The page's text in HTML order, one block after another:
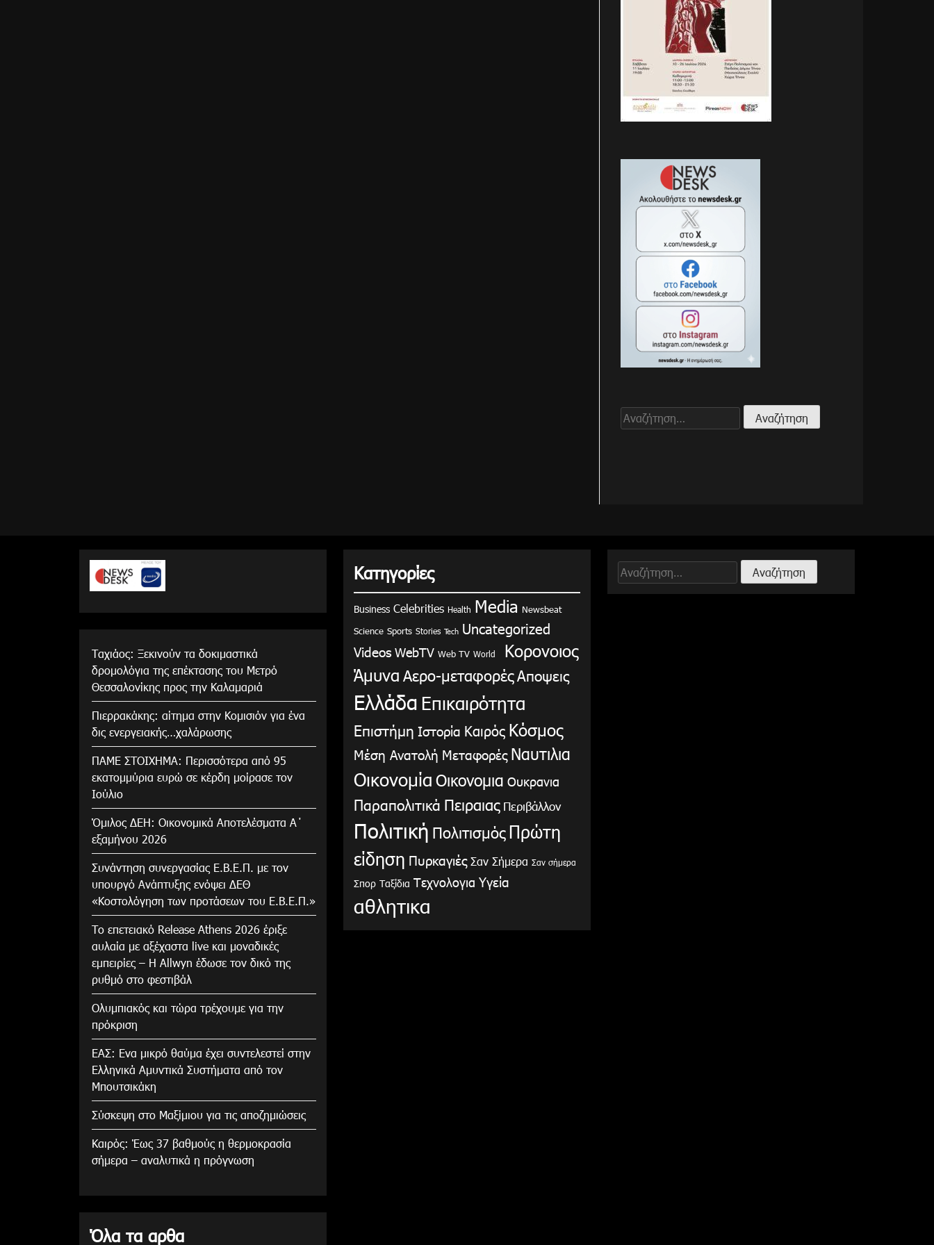
Αναζήτηση
για:
Tαχιάος: Ξεκινούν τα δοκιμαστικά
δρομολόγια της επέκτασης του Μετρό
Θεσσαλονίκης προς την Καλαμαριά
Πιερρακάκης: αίτημα στην Κομισιόν για ένα
δις ενεργειακής…χαλάρωσης
ΠΑΜΕ ΣΤΟΙΧΗΜΑ: Περισσότερα από 95
εκατομμύρια ευρώ σε κέρδη μοίρασε τον
Ιούλιο
Όμιλος ΔΕΗ: Οικονομικά Αποτελέσματα Α΄
εξαμήνου 2026
Συνάντηση συνεργασίας Ε.Β.Ε.Π. με τον
υπουργό Ανάπτυξης ενόψει ΔΕΘ
«Κοστολόγηση των προτάσεων του Ε.Β.Ε.Π.»
Το επετειακό Release Athens 2026 έριξε
αυλαία με αξέχαστα live και μοναδικές
εμπειρίες – Η Allwyn έδωσε τον δικό της
ρυθμό στο φεστιβάλ
Ολυμπιακός και τώρα τρέχουμε για την
πρόκριση
ΕΑΣ: Ενα μικρό θαύμα έχει συντελεστεί στην
Ελληνικά Αμυντικά Συστήματα από τον
Μπουτσικάκη
Σύσκεψη στο Μαξίμιου για τις αποζημιώσεις
Καιρός: Έως 37 βαθμούς η θερμοκρασία
σήμερα – αναλυτικά η πρόγνωση
Όλα τα αρθα
Κατηγορίες
Business Celebrities Health Media Newsbeat
Science Sports Stories Tech Uncategorized
Videos WebTV Web TV World
Κορονοιος
Άμυνα Αερο-μεταφορέςΑποψεις
Ελλάδα Επικαιρότητα
Επιστήμη Ιστορία Καιρός Κόσμος
Μέση Ανατολή Μεταφορές Ναυτιλια
Οικονομία Οικονομια Ουκρανια
Παραπολιτικά Πειραιας Περιβάλλον
Πολιτική Πολιτισμός Πρώτη
είδηση Πυρκαγιές Σαν Σήμερα Σαν σήμερα
Σπορ Ταξίδια Τεχνολογια Υγεία
αθλητικα
Αναζήτηση
για: